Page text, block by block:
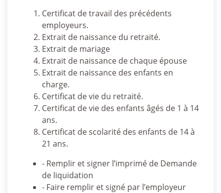
Certificat de travail des précédents
employeurs.
Extrait de naissance du retraité.
Extrait de mariage
Extrait de naissance de chaque épouse
Extrait de naissance des enfants en
charge.
Certificat de vie du retraité.
Certificat de vie des enfants âgés de 1 à 14
ans.
Certificat de scolarité des enfants de 14 à
21 ans.
- Remplir et signer l’imprimé de Demande
de liquidation
- Faire remplir et signé par l’employeur